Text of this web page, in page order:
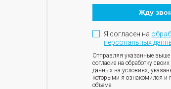
в ГИБДД,
(окрасы/замены
информируем
⏱
Жду
Я согласен на
персональных
Отправляя указанные выше
согласие на обработку
данных на условиях,
которыми я ознакомился
объеме.